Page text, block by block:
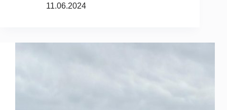
11.06.2024